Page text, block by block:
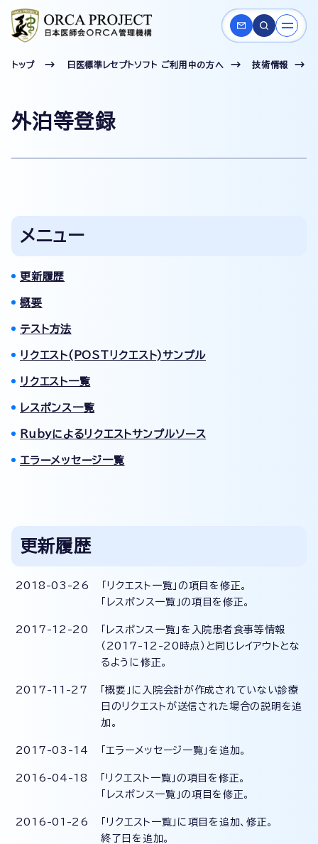
トップ 日医標準レセプトソフト ご利用中の方へ 技術情報
外泊等登録
メニュー
更新履歴
概要
テスト方法
リクエスト(POSTリクエスト)サンプル
リクエスト一覧
レスポンス一覧
Rubyによるリクエストサンプルソース
エラーメッセージ一覧
更新履歴
2018-03-26 「リクエスト一覧」の項目を修正。
「レスポンス一覧」の項目を修正。
2017-12-20 「レスポンス一覧」を入院患者食事等情報
（2017-12-20時点）と同じレイアウトとな
るように修正。
2017-11-27 「概要」に入院会計が作成されていない診療
日のリクエストが送信された場合の説明を追
加。
2017-03-14 「エラーメッセージ一覧」を追加。
2016-04-18 「リクエスト一覧」の項目を修正。
「レスポンス一覧」の項目を修正。
2016-01-26 「リクエスト一覧」に項目を追加、修正。
終了日を追加。